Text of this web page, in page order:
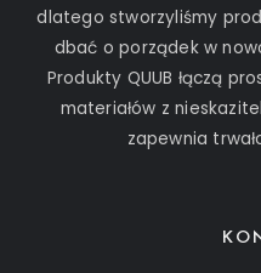
dlatego stworzyliśmy
dbać o porządek w
Produkty QUUB łączą
materiałów z
zapewnia